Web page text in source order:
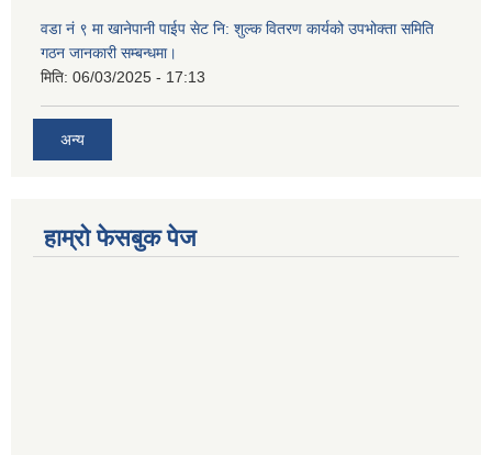
वडा नं ९ मा खानेपानी पाईप सेट नि: शुल्क वितरण कार्यको उपभोक्ता समिति
गठन जानकारी सम्बन्धमा।
मिति: 06/03/2025 - 17:13
अन्य
हाम्राे फेसबुक पेज